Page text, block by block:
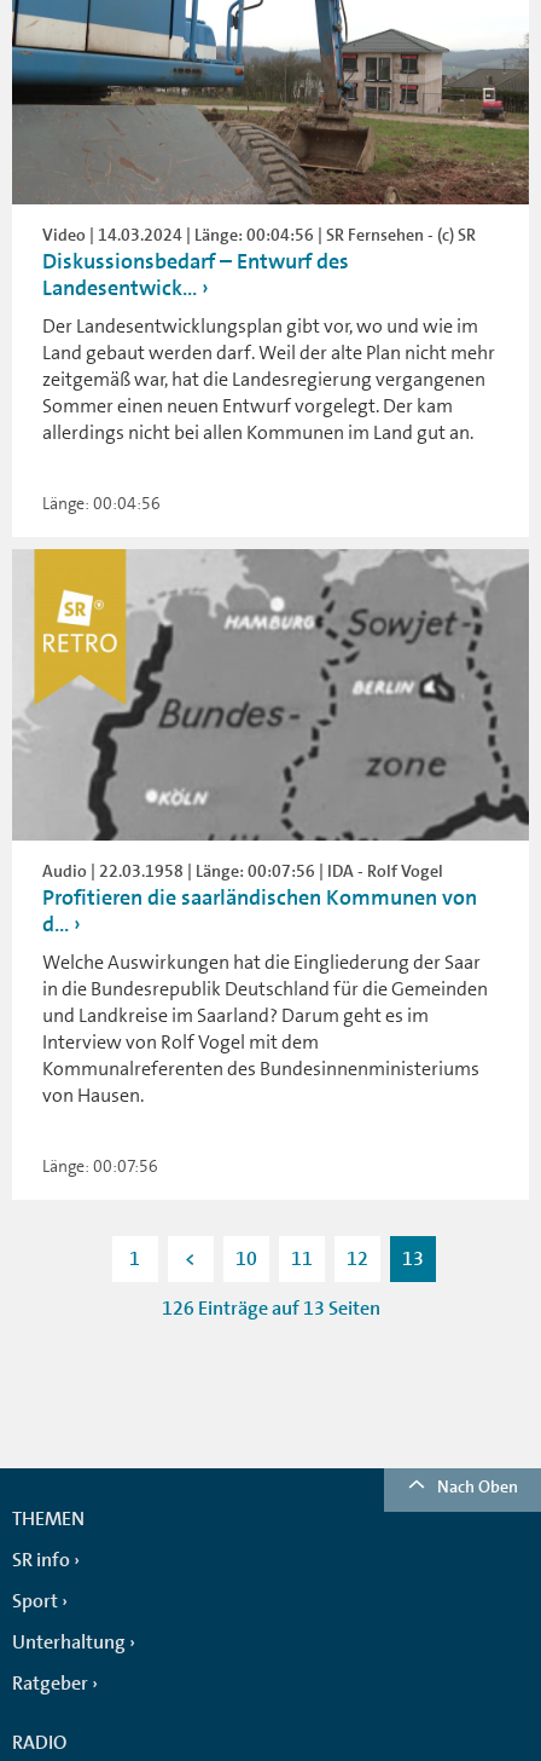
Video | 14.03.2024 | Länge: 00:04:56 | SR Fernsehen - (c) SR
Diskussionsbedarf – Entwurf des
Landesentwick...
Der Landesentwicklungsplan gibt vor, wo und wie im
Land gebaut werden darf. Weil der alte Plan nicht mehr
zeitgemäß war, hat die Landesregierung vergangenen
Sommer einen neuen Entwurf vorgelegt. Der kam
allerdings nicht bei allen Kommunen im Land gut an.
Länge: 00:04:56
Audio | 22.03.1958 | Länge: 00:07:56 | IDA - Rolf Vogel
Profitieren die saarländischen Kommunen von
d...
Welche Auswirkungen hat die Eingliederung der Saar
in die Bundesrepublik Deutschland für die Gemeinden
und Landkreise im Saarland? Darum geht es im
Interview von Rolf Vogel mit dem
Kommunalreferenten des Bundesinnenministeriums
von Hausen.
Länge: 00:07:56
1 < 10 11 12 13
126 Einträge auf 13 Seiten
Nach Oben
THEMEN
SR info
Sport
Unterhaltung
Ratgeber
RADIO